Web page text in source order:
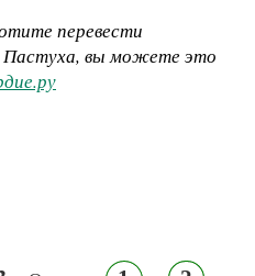
перевести
Пастуха, вы можете это